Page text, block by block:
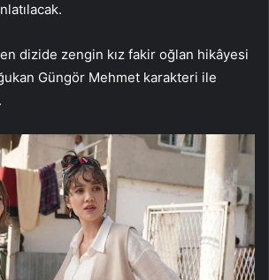
dizide zengin kız fakir oğlan hikâyesi
Güngör Mehmet karakteri ile